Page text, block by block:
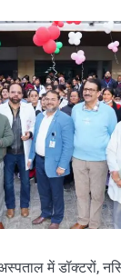
में डॉक्टरों,